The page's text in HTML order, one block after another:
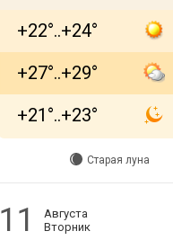
+22°..+24°
+27°..+29°
+21°..+23°
Старая луна
11
Августа
Вторник